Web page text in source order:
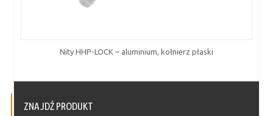
Nity HHP-LOCK – aluminium, kołnierz płaski
ZNAJDŹ PRODUKT